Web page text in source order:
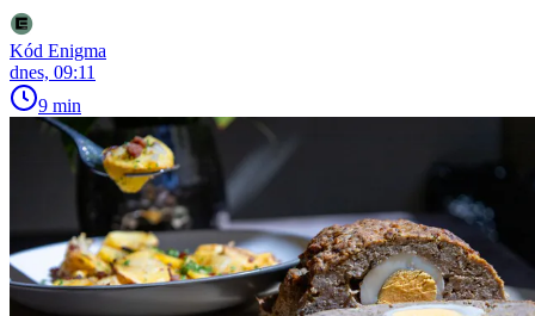
Kód Enigma
dnes, 09:11
9 min